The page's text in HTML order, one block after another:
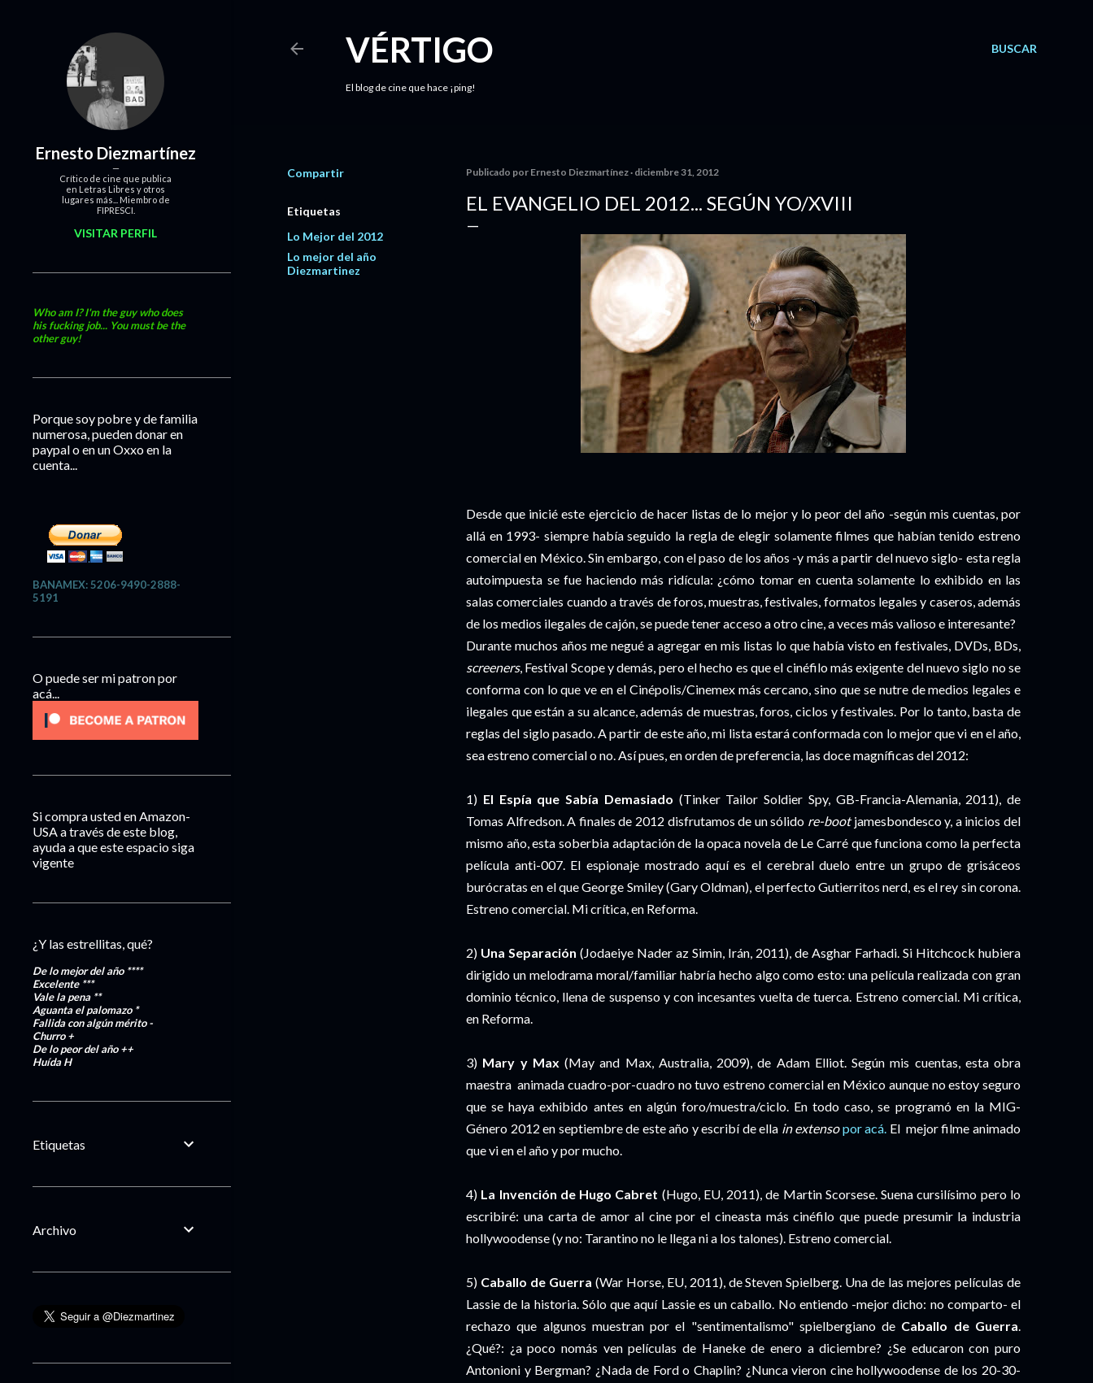
BUSCAR
VÉRTIGO
El blog de cine que hace ¡ping!
Compartir
Etiquetas
Lo Mejor del 2012
Lo mejor del año
Diezmartinez
Publicado por Ernesto Diezmartínez diciembre 31, 2012
EL EVANGELIO DEL 2012... SEGÚN YO/XVIII
Desde que inicié este ejercicio de hacer listas de lo mejor y lo peor del año -según mis cuentas, por
allá en 1993- siempre había seguido la regla de elegir solamente filmes que habían tenido estreno
comercial en México. Sin embargo, con el paso de los años -y más a partir del nuevo siglo- esta regla
autoimpuesta se fue haciendo más ridícula: ¿cómo tomar en cuenta solamente lo exhibido en las
salas comerciales cuando a través de foros, muestras, festivales, formatos legales y caseros, además
de los medios ilegales de cajón, se puede tener acceso a otro cine, a veces más valioso e interesante?
Durante muchos años me negué a agregar en mis listas lo que había visto en festivales, DVDs, BDs,
screeners, Festival Scope y demás, pero el hecho es que el cinéfilo más exigente del nuevo siglo no se
conforma con lo que ve en el Cinépolis/Cinemex más cercano, sino que se nutre de medios legales e
ilegales que están a su alcance, además de muestras, foros, ciclos y festivales. Por lo tanto, basta de
reglas del siglo pasado. A partir de este año, mi lista estará conformada con lo mejor que vi en el año,
sea estreno comercial o no. Así pues, en orden de preferencia, las doce magníficas del 2012:
1) El Espía que Sabía Demasiado (Tinker Tailor Soldier Spy, GB-Francia-Alemania, 2011), de
Tomas Alfredson. A finales de 2012 disfrutamos de un sólido re-bootjamesbondesco y, a inicios del
mismo año, esta soberbia adaptación de la opaca novela de Le Carré que funciona como la perfecta
película anti-007. El espionaje mostrado aquí es el cerebral duelo entre un grupo de grisáceos
burócratas en el que George Smiley (Gary Oldman), el perfecto Gutierritos nerd, es el rey sin corona.
Estreno comercial. Mi crítica, en Reforma.
2) Una Separación (Jodaeiye Nader az Simin, Irán, 2011), de Asghar Farhadi. Si Hitchcock hubiera
dirigido un melodrama moral/familiar habría hecho algo como esto: una película realizada con gran
dominio técnico, llena de suspenso y con incesantes vuelta de tuerca. Estreno comercial. Mi crítica,
en Reforma.
3) Mary y Max (May and Max, Australia, 2009), de Adam Elliot. Según mis cuentas, esta obra
maestra animada cuadro-por-cuadro no tuvo estreno comercial en México aunque no estoy seguro
que se haya exhibido antes en algún foro/muestra/ciclo. En todo caso, se programó en la MIG-
Género 2012 en septiembre de este año y escribí de ella in extensopor acá. El mejor filme animado
que vi en el año y por mucho.
4) La Invención de Hugo Cabret (Hugo, EU, 2011), de Martin Scorsese. Suena cursilísimo pero lo
escribiré: una carta de amor al cine por el cineasta más cinéfilo que puede presumir la industria
hollywoodense (y no: Tarantino no le llega ni a los talones). Estreno comercial.
5) Caballo de Guerra (War Horse, EU, 2011), de Steven Spielberg. Una de las mejores películas de
Lassie de la historia. Sólo que aquí Lassie es un caballo. No entiendo -mejor dicho: no comparto- el
rechazo que algunos muestran por el "sentimentalismo" spielbergiano de Caballo de Guerra.
¿Qué?: ¿a poco nomás ven películas de Haneke de enero a diciembre? ¿Se educaron con puro
Antonioni y Bergman? ¿Nada de Ford o Chaplin? ¿Nunca vieron cine hollywoodense de los 20-30-
Ernesto Diezmartínez
Crítico de cine que publica
en Letras Libres y otros
lugares más... Miembro de
FIPRESCI.
VISITAR PERFIL
Who am I? I'm the guy who does
his fucking job... You must be the
other guy!
Porque soy pobre y de familia
numerosa, pueden donar en
paypal o en un Oxxo en la
cuenta...
BANAMEX: 5206-9490-2888-
5191
O puede ser mi patron por
acá...
Si compra usted en Amazon-
USA a través de este blog,
ayuda a que este espacio siga
vigente
¿Y las estrellitas, qué?
De lo mejor del año ****
Excelente***
Vale la pena **
Aguanta el palomazo *
Fallida con algún mérito-
Churro+
De lo peor del año++
HuídaH
Etiquetas
Archivo